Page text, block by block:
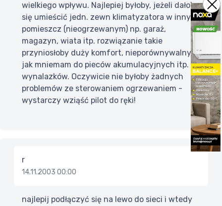
wielkiego wpływu. Najlepiej byłoby, jeżeli dałoby
się umieścić jedn. zewn klimatyzatora w innym
pomieszcz (nieogrzewanym) np. garaż,
magazyn, wiata itp. rozwiązanie takie
przyniosłoby duży komfort, nieporównywalny
jak mniemam do pieców akumulacyjnych itp.
wynalazków. Oczywicie nie byłoby żadnych
problemów ze sterowaniem ogrzewaniem -
wystarczy wziąść pilot do ręki!
r
14.11.2003 00:00
najlepij podłączyć się na lewo do sieci i wtedy